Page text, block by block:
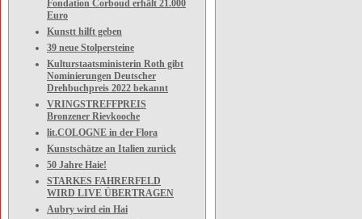
Fondation Corboud erhält 21.000
Euro
Kunstt hilft geben
39 neue Stolpersteine
Kulturstaatsministerin Roth gibt
Nominierungen Deutscher
Drehbuchpreis 2022 bekannt
VRINGSTREFFPREIS
Bronzener Rievkooche
lit.COLOGNE in der Flora
Kunstschätze an Italien zurück
50 Jahre Haie!
STARKES FAHRERFELD
WIRD LIVE ÜBERTRAGEN
Aubry wird ein Hai